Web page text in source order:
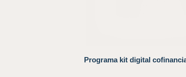
Programa kit digital